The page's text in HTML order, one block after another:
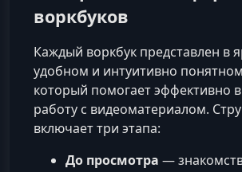
воркбуков
Каждый воркбук представлен в
удобном и интуитивно
который помогает эффективно
работу с видеоматериалом.
включает три этапа:
До просмотра —